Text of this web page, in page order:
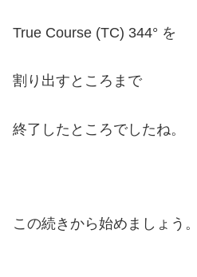
True Course (TC) 344° を
割り出すところまで
終了したところでしたね。
この続きから始めましょう。